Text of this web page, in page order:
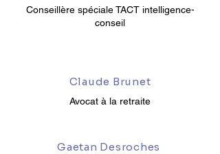
Conseillère spéciale TACT intelligence-
conseil
Claude Brunet
Avocat à la retraite
Gaetan Desroches